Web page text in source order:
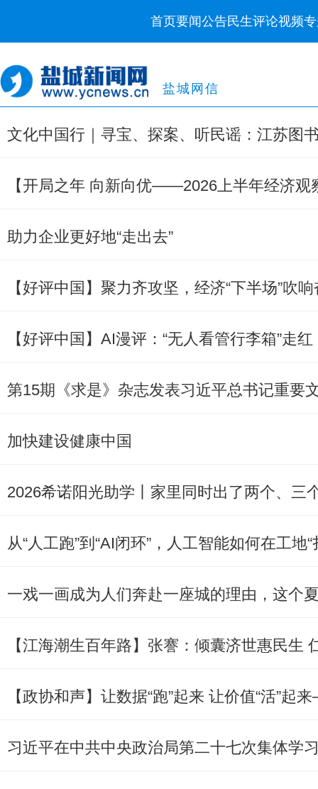
首页要闻公告民生评论视频
盐城网信
文化中国行｜寻宝、探案、听民谣：江苏图
助力企业更好地“走出去”
【好评中国】聚力齐攻坚，经济“下半场”吹
【好评中国】AI漫评：“无人看管行李箱”走
第15期《求是》杂志发表习近平总书记重要
加快建设健康中国
2026希诺阳光助学丨家里同时出了两个、三
从“人工跑”到“AI闭环”，人工智能如何在工地“
一戏一画成为人们奔赴一座城的理由，这个
【江海潮生百年路】张謇：倾囊济世惠民生